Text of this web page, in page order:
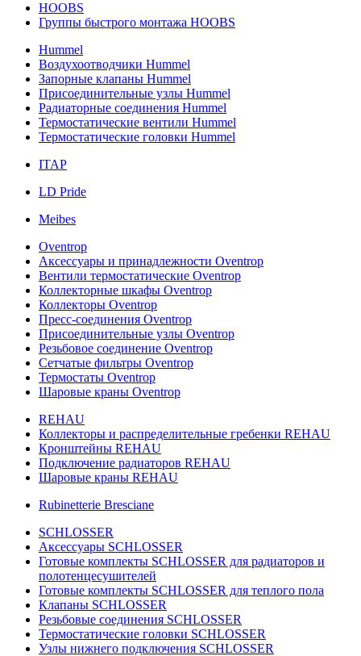
HOOBS
Группы быстрого монтажа HOOBS
Hummel
Воздухоотводчики Hummel
Запорные клапаны Hummel
Присоединительные узлы Hummel
Радиаторные соединения Hummel
Термостатические вентили Hummel
Термостатические головки Hummel
ITAP
LD Pride
Meibes
Oventrop
Аксессуары и принадлежности Oventrop
Вентили термостатические Oventrop
Коллекторные шкафы Oventrop
Коллекторы Oventrop
Пресс-соединения Oventrop
Присоединительные узлы Oventrop
Резьбовое соединение Oventrop
Сетчатые фильтры Oventrop
Термостаты Oventrop
Шаровые краны Oventrop
REHAU
Коллекторы и распределительные гребенки REHAU
Кронштейны REHAU
Подключение радиаторов REHAU
Шаровые краны REHAU
Rubinetterie Bresciane
SCHLOSSER
Аксессуары SCHLOSSER
Готовые комплекты SCHLOSSER для радиаторов и
полотенцесушителей
Готовые комплекты SCHLOSSER для теплого пола
Клапаны SCHLOSSER
Резьбовые соединения SCHLOSSER
Термостатические головки SCHLOSSER
Узлы нижнего подключения SCHLOSSER